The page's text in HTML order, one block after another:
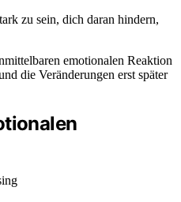
zu sein, dich daran hindern,
emotionalen Reaktion
die Veränderungen erst später